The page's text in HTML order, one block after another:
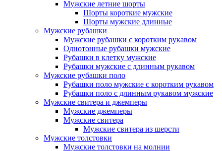
Мужские летние шорты
Шорты короткие мужские
Шорты мужские длинные
Мужские рубашки
Мужские рубашки с коротким рукавом
Однотонные рубашки мужские
Рубашки в клетку мужские
Рубашки мужские с длинным рукавом
Мужские рубашки поло
Рубашки поло мужские с коротким рукавом
Рубашки поло с длинным рукавом мужские
Мужские свитера и джемперы
Мужские джемперы
Мужские свитера
Мужские свитера из шерсти
Мужские толстовки
Мужские толстовки на молнии